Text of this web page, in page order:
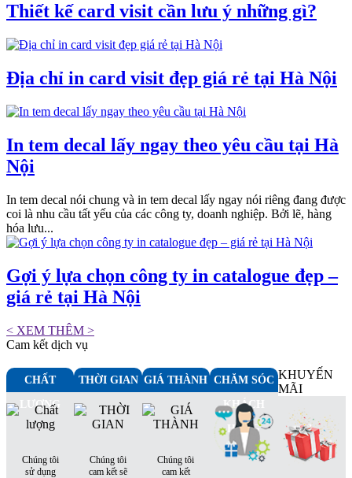
Thiết kế card visit cần lưu ý những gì?
Địa chỉ in card visit đẹp giá rẻ tại Hà Nội
In tem decal lấy ngay theo yêu cầu tại Hà
Nội
In tem decal nói chung và in tem decal lấy ngay nói riêng đang được
coi là nhu cầu tất yếu của các công ty, doanh nghiệp. Bởi lẽ, hàng
hóa lưu...
Gợi ý lựa chọn công ty in catalogue đẹp –
giá rẻ tại Hà Nội
< XEM THÊM >
Cam kết dịch vụ
CHẤT
LƯỢNG
Chúng tôi
sử dụng
THỜI GIAN
Chúng tôi
cam kết sẽ
GIÁ THÀNH
Chúng tôi
cam kết
CHĂM SÓC
KHÁCH
HÀNG
KHUYẾN
MÃI